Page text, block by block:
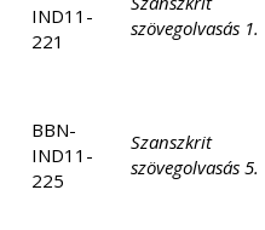
IND11-
221
szövegolvasás 1.
BBN-
IND11-
225
Szanszkrit
szövegolvasás 5.